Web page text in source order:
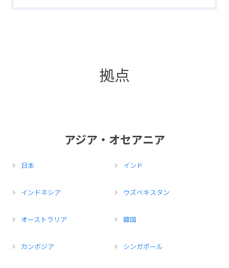
拠点
アジア・オセアニア
日本 インド
インドネシア ウズベキスタン
オーストラリア 韓国
カンボジア シンガポール